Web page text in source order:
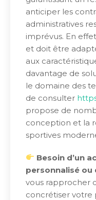
anticiper les
administratives
imprévus. En
et doit être
aux
davantage de
le domaine des
de consulter
propose de
conception et la
sportives
Besoin d’un
personnalisé ou
vous rapprocher
concrétiser votre